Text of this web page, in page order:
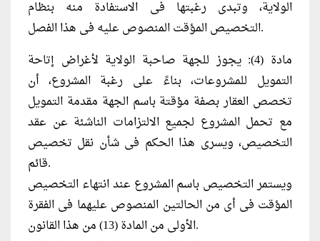
الولاية، وتبدى رغبتها فى الاستفادة منه بنظام
التخصيص المؤقت المنصوص عليه فى هذا الفصل.
مادة (4): يجوز للجهة صاحبة الولاية لأغراض إتاحة
التمويل للمشروعات، بناءً على رغبة المشروع، أن
تخصص العقار بصفة مؤقتة باسم الجهة مقدمة التمويل
مع تحمل المشروع لجميع الالتزامات الناشئة عن عقد
التخصيص، ويسرى هذا الحكم فى شأن نقل تخصيص
قائم.
ويستمر التخصيص باسم المشروع عند انتهاء التخصيص
المؤقت فى أى من الحالتين المنصوص عليهما فى الفقرة
الأولى من المادة (13) من هذا القانون.